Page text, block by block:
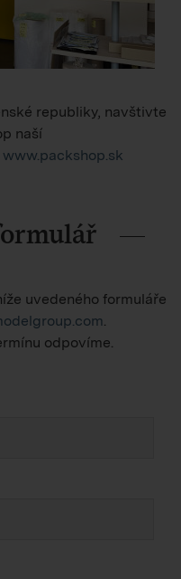
republiky, navštivte
naší
www.packshop.sk
uvedeného formuláře
odpovíme.